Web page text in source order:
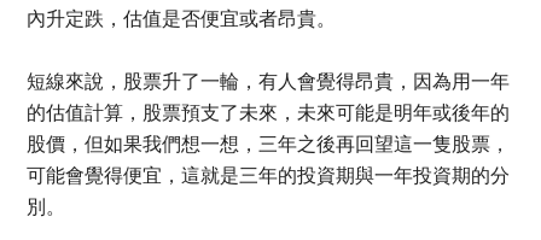
內升定跌，估值是否便宜或者昂貴。
短線來說，股票升了一輪，有人會覺得昂貴，因為用一年
的估值計算，股票預支了未來，未來可能是明年或後年的
股價，但如果我們想一想，三年之後再回望這一隻股票，
可能會覺得便宜，這就是三年的投資期與一年投資期的分
別。